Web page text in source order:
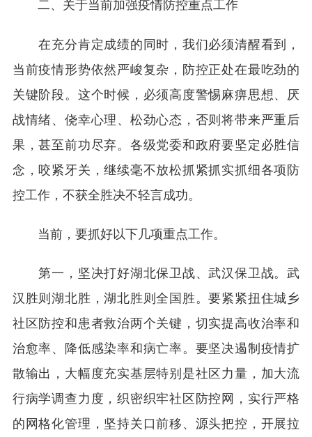
二、关于当前加强疫情防控重点工作
在充分肯定成绩的同时，我们必须清醒看到，
当前疫情形势依然严峻复杂，防控正处在最吃劲的
关键阶段。这个时候，必须高度警惕麻痹思想、厌
战情绪、侥幸心理、松劲心态，否则将带来严重后
果，甚至前功尽弃。各级党委和政府要坚定必胜信
念，咬紧牙关，继续毫不放松抓紧抓实抓细各项防
控工作，不获全胜决不轻言成功。
当前，要抓好以下几项重点工作。
第一，坚决打好湖北保卫战、武汉保卫战。武
汉胜则湖北胜，湖北胜则全国胜。要紧紧扭住城乡
社区防控和患者救治两个关键，切实提高收治率和
治愈率、降低感染率和病亡率。要坚决遏制疫情扩
散输出，大幅度充实基层特别是社区力量，加大流
行病学调查力度，织密织牢社区防控网，实行严格
的网格化管理，坚持关口前移、源头把控，开展拉